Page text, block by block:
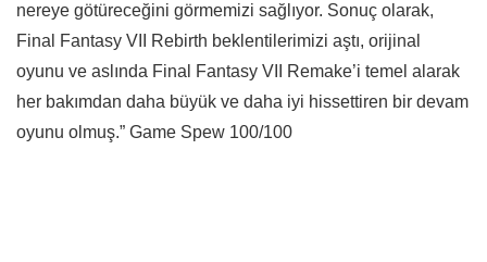
nereye götüreceğini görmemizi sağlıyor. Sonuç olarak,
Final Fantasy VII Rebirth beklentilerimizi aştı, orijinal
oyunu ve aslında Final Fantasy VII Remake’i temel alarak
her bakımdan daha büyük ve daha iyi hissettiren bir devam
oyunu olmuş.” Game Spew 100/100